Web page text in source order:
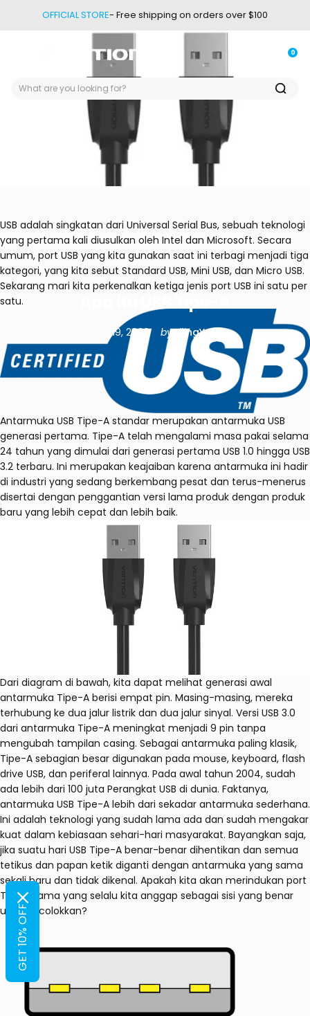
OFFICIAL STORE- Free shipping on orders over $100
Site navigation Login
0
Agu 19, 2020 byLilingYu
USB adalah singkatan dari Universal Serial Bus, sebuah teknologi
yang pertama kali diusulkan oleh Intel dan Microsoft. Secara
umum, port USB yang kita gunakan saat ini terbagi menjadi tiga
kategori, yang kita sebut Standard USB, Mini USB, dan Micro USB.
Sekarang mari kita perkenalkan ketiga jenis port USB ini satu per
satu.
Antarmuka USB Tipe-A standar merupakan antarmuka USB
generasi pertama. Tipe-A telah mengalami masa pakai selama
24 tahun yang dimulai dari generasi pertama USB 1.0 hingga USB
3.2 terbaru. Ini merupakan keajaiban karena antarmuka ini hadir
di industri yang sedang berkembang pesat dan terus-menerus
disertai dengan penggantian versi lama produk dengan produk
baru yang lebih cepat dan lebih baik.
Dari diagram di bawah, kita dapat melihat generasi awal
antarmuka Tipe-A berisi empat pin. Masing-masing, mereka
terhubung ke dua jalur listrik dan dua jalur sinyal. Versi USB 3.0
dari antarmuka Tipe-A meningkat menjadi 9 pin tanpa
mengubah tampilan casing. Sebagai antarmuka paling klasik,
Tipe-A sebagian besar digunakan pada mouse, keyboard, flash
drive USB, dan periferal lainnya. Pada awal tahun 2004, sudah
ada lebih dari 100 juta Perangkat USB di dunia. Faktanya,
antarmuka USB Tipe-A lebih dari sekadar antarmuka sederhana.
Ini adalah teknologi yang sudah lama ada dan sudah mengakar
kuat dalam kebiasaan sehari-hari masyarakat. Bayangkan saja,
jika suatu hari USB Tipe-A benar-benar dihentikan dan semua
tetikus dan papan ketik diganti dengan antarmuka yang sama
sekali baru dan tidak dikenal. Apakah kita akan merindukan port
Tipe-A lama yang selalu kita anggap sebagai sisi yang benar
untuk dicolokkan?
GET 10% OFF